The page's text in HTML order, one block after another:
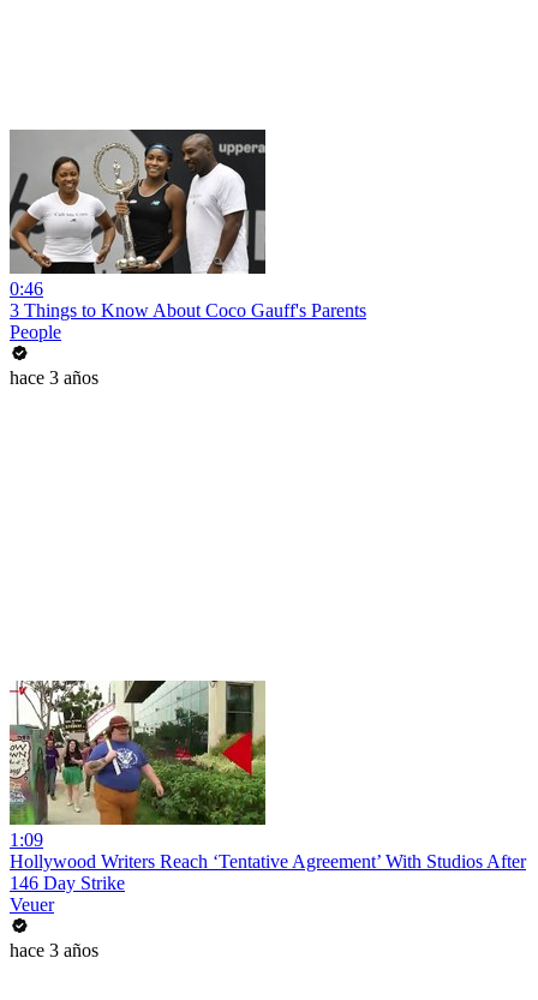
0:46
3 Things to Know About Coco Gauff's Parents
People
hace 3 años
1:09
Hollywood Writers Reach ‘Tentative Agreement’ With Studios After
146 Day Strike
Veuer
hace 3 años